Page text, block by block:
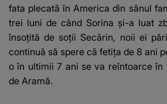
fata plecată în America din sânul
trei luni de când Sorina și-a luat
însoțită de soții Secărin, noii ei
continuă să spere că fetița de 8 ani
o în ultimii 7 ani se va reîntoarce în
de Aramă.